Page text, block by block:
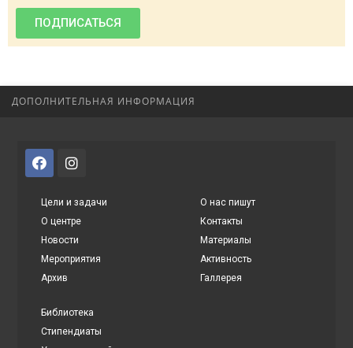
ПОДПИСАТЬСЯ
ДОПОЛНИТЕЛЬНАЯ ИНФОРМАЦИЯ
Цели и задачи
О центре
Новости
Мероприятия
Архив
О нас пишут
Контакты
Материалы
Активность
Галлерея
Библиотека
Стипендиаты